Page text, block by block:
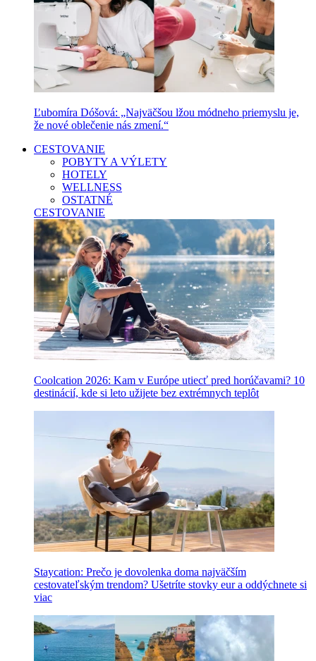
Ľubomíra Dóšová: „Najväčšou lžou módneho priemyslu je,
že nové oblečenie nás zmení.“
CESTOVANIE
POBYTY A VÝLETY
HOTELY
WELLNESS
OSTATNÉ
CESTOVANIE
Coolcation 2026: Kam v Európe utiecť pred horúčavami? 10
destinácií, kde si leto užijete bez extrémnych teplôt
Staycation: Prečo je dovolenka doma najväčším
cestovateľským trendom? Ušetríte stovky eur a oddýchnete si
viac